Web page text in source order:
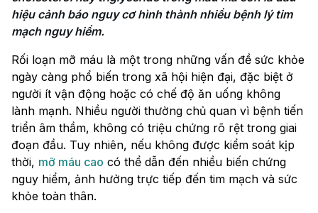
hiệu cảnh báo nguy cơ hình thành nhiều bệnh lý tim
mạch nguy hiểm.
Rối loạn mỡ máu là một trong những vấn đề sức khỏe
ngày càng phổ biến trong xã hội hiện đại, đặc biệt ở
người ít vận động hoặc có chế độ ăn uống không
lành mạnh. Nhiều người thường chủ quan vì bệnh tiến
triển âm thầm, không có triệu chứng rõ rệt trong giai
đoạn đầu. Tuy nhiên, nếu không được kiểm soát kịp
thời, mỡ máu cao có thể dẫn đến nhiều biến chứng
nguy hiểm, ảnh hưởng trực tiếp đến tim mạch và sức
khỏe toàn thân.